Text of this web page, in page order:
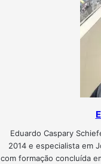
Eduardo Caspary
2014 e especialista em
com formação concluída